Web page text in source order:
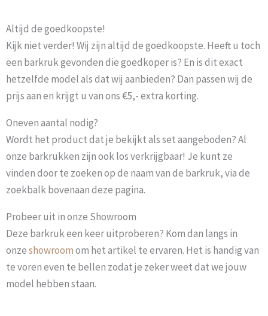
Altijd de goedkoopste!
Kijk niet verder! Wij zijn altijd de goedkoopste. Heeft u toch
een barkruk gevonden die goedkoper is? En is dit exact
hetzelfde model als dat wij aanbieden? Dan passen wij de
prijs aan en krijgt u van ons €5,- extra korting.
Oneven aantal nodig?
Wordt het product dat je bekijkt als set aangeboden? Al
onze barkrukken zijn ook los verkrijgbaar! Je kunt ze
vinden door te zoeken op de naam van de barkruk, via de
zoekbalk bovenaan deze pagina.
Probeer uit in onze Showroom
Deze barkruk een keer uitproberen? Kom dan langs in
onzeshowroomom het artikel te ervaren. Het is handig van
te voren even te bellen zodat je zeker weet dat we jouw
model hebben staan.